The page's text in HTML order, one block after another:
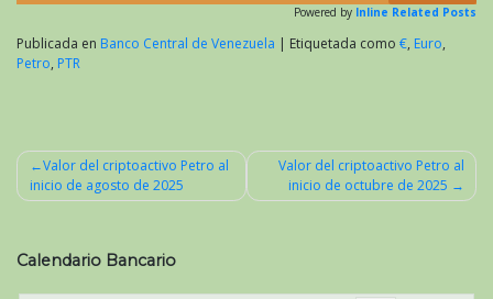
Powered by Inline Related Posts
Publicada en Banco Central de Venezuela | Etiquetada como €, Euro,
Petro, PTR
Navegación
entradas
Valor del criptoactivo Petro al
inicio de agosto de 2025
Valor del criptoactivo Petro al
inicio de octubre de 2025
Calendario Bancario